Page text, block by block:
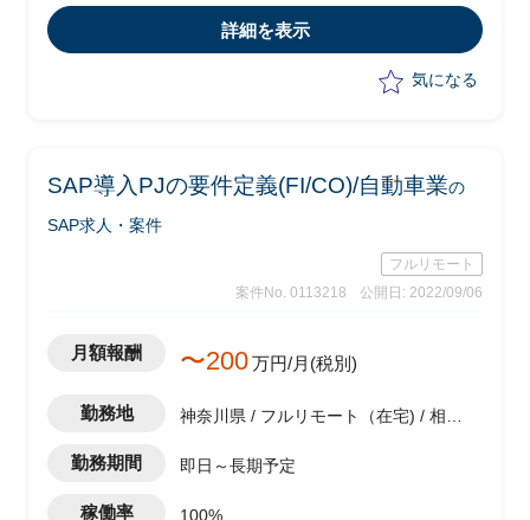
ータ作成、手順調整およびシステムテス
ト対応を実施
・関連部門およびベンダーとの調整
詳細を表示
気になる
SAP導入PJの要件定義(FI/CO)/自動車業の
SAP求人・案件
フルリモート
案件No. 0113218
公開日: 2022/09/06
月額報酬 〜200万円/月(税別)
勤務地
神奈川県 / フルリモート（在宅) / 相模
勤務期間 即日～長期予定
稼働率 100%